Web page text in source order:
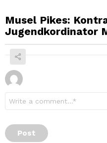
Musel Pikes:
Jugendkordinator